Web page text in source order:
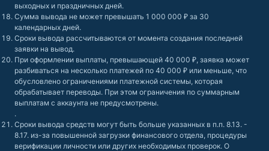
выходных и праздничных дней.
Сумма вывода не может превышать 1 000 000 ₽ за 30
календарных дней.
Сроки вывода рассчитываются от момента создания последней
заявки на вывод.
При оформлении выплаты, превышающей 40 000 ₽, заявка может
разбиваться на несколько платежей по 40 000 ₽ или меньше, что
обусловлено ограничениями платежной системы, которая
обрабатывает переводы. При этом ограничения по суммарным
выплатам с аккаунта не предусмотрены.
.
Сроки вывода средств могут быть больше указанных в п.п. 8.13. -
8.17. из-за повышенной загрузки финансового отдела, процедуры
верификации личности или других необходимых проверок. О